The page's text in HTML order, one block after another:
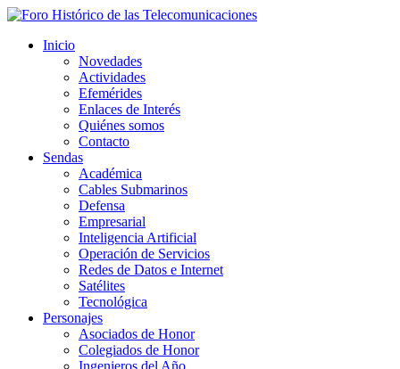
Inicio
Novedades
Actividades
Efemérides
Enlaces de Interés
Quiénes somos
Contacto
Sendas
Académica
Cables Submarinos
Defensa
Empresarial
Inteligencia Artificial
Operación de Servicios
Redes de Datos e Internet
Satélites
Tecnológica
Personajes
Asociados de Honor
Colegiados de Honor
Ingenieros del Año